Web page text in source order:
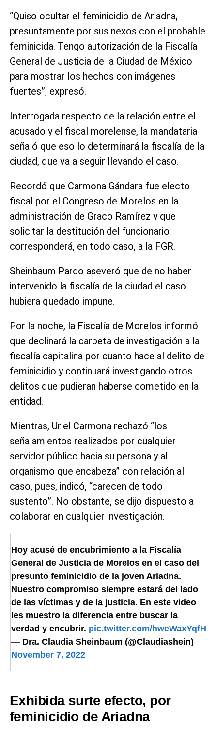
“Quiso ocultar el feminicidio de Ariadna,
presuntamente por sus nexos con el probable
feminicida. Tengo autorización de la Fiscalía
General de Justicia de la Ciudad de México
para mostrar los hechos con imágenes
fuertes”, expresó.
Interrogada respecto de la relación entre el
acusado y el fiscal morelense, la mandataria
señaló que eso lo determinará la fiscalía de la
ciudad, que va a seguir llevando el caso.
Recordó que Carmona Gándara fue electo
fiscal por el Congreso de Morelos en la
administración de Graco Ramírez y que
solicitar la destitución del funcionario
corresponderá, en todo caso, a la FGR.
Sheinbaum Pardo aseveró que de no haber
intervenido la fiscalía de la ciudad el caso
hubiera quedado impune.
Por la noche, la Fiscalía de Morelos informó
que declinará la carpeta de investigación a la
fiscalía capitalina por cuanto hace al delito de
feminicidio y continuará investigando otros
delitos que pudieran haberse cometido en la
entidad.
Mientras, Uriel Carmona rechazó “los
señalamientos realizados por cualquier
servidor público hacia su persona y al
organismo que encabeza” con relación al
caso, pues, indicó, “carecen de todo
sustento”. No obstante, se dijo dispuesto a
colaborar en cualquier investigación.
Hoy acusé de encubrimiento a la Fiscalía
General de Justicia de Morelos en el caso del
presunto feminicidio de la joven Ariadna.
Nuestro compromiso siempre estará del lado
de las víctimas y de la justicia. En este video
les muestro la diferencia entre buscar la
verdad y encubrir. pic.twitter.com/hweWaxYqfH
— Dra. Claudia Sheinbaum (@Claudiashein)
November 7, 2022
Exhibida surte efecto, por
feminicidio de Ariadna